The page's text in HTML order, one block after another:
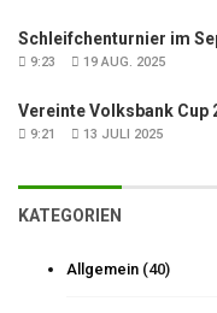
Schleifchenturnier im
9:23 19 AUG. 2025
Vereinte Volksbank Cup
9:21 13 JULI 2025
KATEGORIEN
Allgemein (40)